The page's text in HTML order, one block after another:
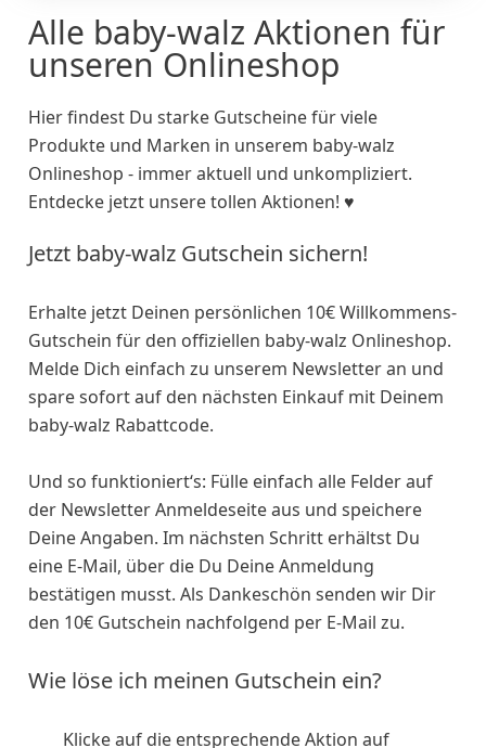
Alle baby-walz Aktionen für
unseren Onlineshop
Hier findest Du starke Gutscheine für viele
Produkte und Marken in unserem baby-walz
Onlineshop - immer aktuell und unkompliziert.
Entdecke jetzt unsere tollen Aktionen! ♥
Jetzt baby-walz Gutschein sichern!
Erhalte jetzt Deinen persönlichen 10€ Willkommens-
Gutschein für den offiziellen baby-walz Onlineshop.
Melde Dich einfach zu unserem Newsletter an und
spare sofort auf den nächsten Einkauf mit Deinem
baby-walz Rabattcode.
Und so funktioniert‘s: Fülle einfach alle Felder auf
der Newsletter Anmeldeseite aus und speichere
Deine Angaben. Im nächsten Schritt erhältst Du
eine E-Mail, über die Du Deine Anmeldung
bestätigen musst. Als Dankeschön senden wir Dir
den 10€ Gutschein nachfolgend per E-Mail zu.
Wie löse ich meinen Gutschein ein?
Klicke auf die entsprechende Aktion auf